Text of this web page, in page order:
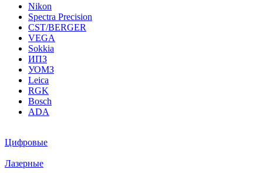
Nikon
Spectra Precision
CST/BERGER
VEGA
Sokkia
ИПЗ
УОМЗ
Leica
RGK
Bosch
ADA
Цифровые
Лазерные